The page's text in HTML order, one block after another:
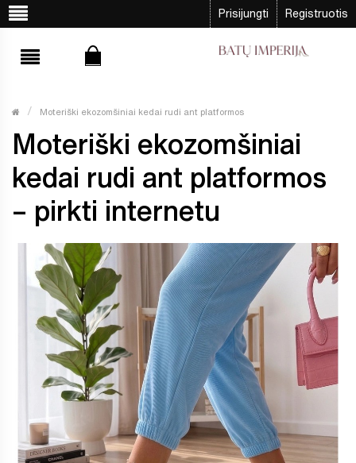
Prisijungti Registruotis
Moteriški ekozomšiniai kedai rudi ant platformos
Moteriški ekozomšiniai
kedai rudi ant platformos
– pirkti internetu